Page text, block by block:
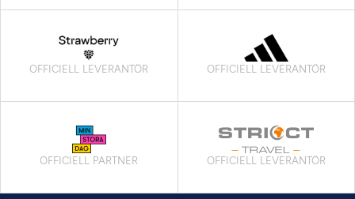
OFFICIELL LEVERANTÖR OFFICIELL LEVERANTÖR
OFFICIELL PARTNER OFFICIELL LEVERANTÖR